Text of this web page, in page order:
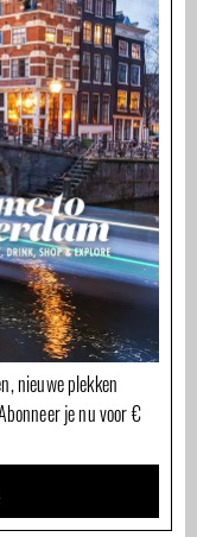
nieuwe plekken
je nu voor €